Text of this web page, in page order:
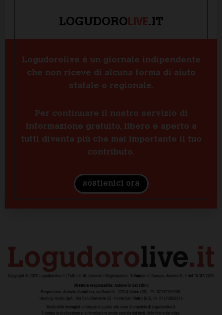
LOGUDOROLIVE.IT
Logudorolive è un giornale indipendente
che non riceve di alcuna forma di aiuto
statale o regionale.
Per continuare il nostro servizio di
informazione gratuito, libero e aperto a
tutti diventa più che mai importante il tuo
contributo.
sostienici ora